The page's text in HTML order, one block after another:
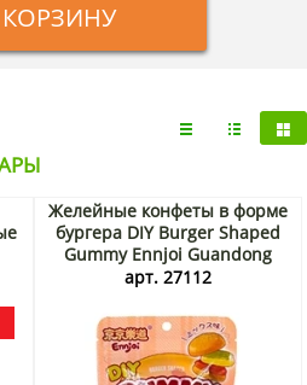
КОРЗИНУ
Желейные конфеты в форме
бургера DIY Burger Shaped
Gummy Ennjoi Guandong
Lefen, Китай, 50 г. Срок до
арт. 27112